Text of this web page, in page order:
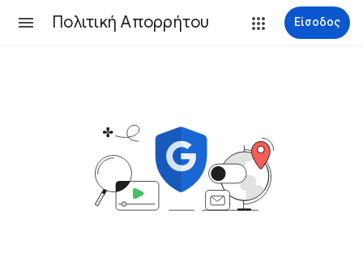
Πολιτική Απορρήτου Είσοδος